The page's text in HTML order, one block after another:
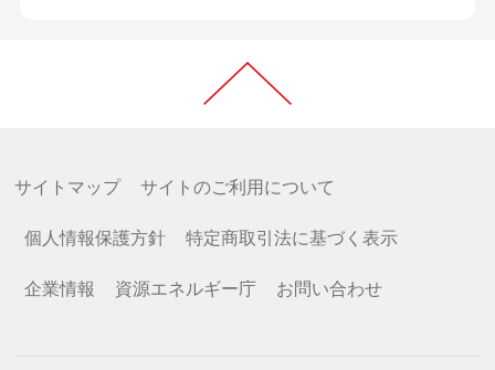
サイトマップ サイトのご利用について
個人情報保護方針 特定商取引法に基づく表示
企業情報 資源エネルギー庁 お問い合わせ